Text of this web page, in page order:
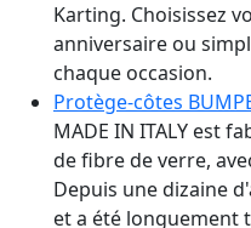
Karting. Choisissez
anniversaire ou
chaque occasion.
Protège-côtes
MADE IN ITALY est
de fibre de verre,
Depuis une dizaine
et a été longuement